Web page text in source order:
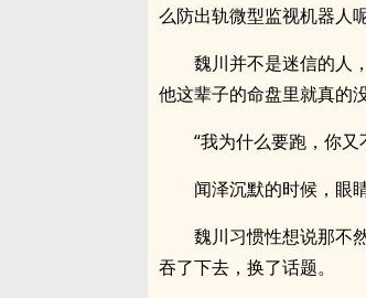
么防出轨微型监视机器人呢
魏川并不是迷信的人
他这辈子的命盘里就真的
“我为什么要跑，你又
闻泽沉默的时候，眼
魏川习惯性想说那不
吞了下去，换了话题。